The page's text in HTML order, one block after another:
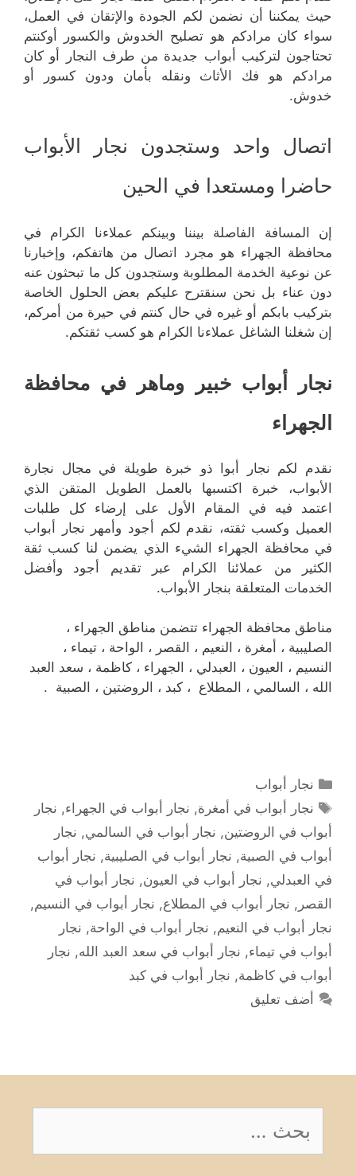
حيث يمكننا أن نضمن لكم الجودة والإتقان في العمل،
سواء كان مرادكم هو تصليح الخدوش والكسور أوكنتم
تحتاجون لتركيب أبواب جديدة من طرف النجار أو كان
مرادكم هو فك الأثاث ونقله بأمان ودون كسور أو
خدوش.
اتصال واحد وستجدون نجار الأبواب
حاضرا ومستعدا في الحين
إن المسافة الفاصلة بيننا وبينكم عملاءنا الكرام في
محافظة الجهراء هو مجرد اتصال من هاتفكم، وإخبارنا
عن نوعية الخدمة المطلوبة وستجدون كل ما تبحثون عنه
دون عناء بل نحن سنقترح عليكم بعض الحلول الخاصة
بتركيب بابكم أو غيره في حال كنتم في حيرة من أمركم،
إن شغلنا الشاغل عملاءنا الكرام هو كسب ثقتكم.
نجار أبواب خبير وماهر في محافظة
الجهراء
نقدم لكم نجار أبوا ذو خبرة طويلة في مجال نجارة
الأبواب، خبرة اكتسبها بالعمل الطويل المتقن الذي
اعتمد فيه في المقام الأول على إرضاء كل طلبات
العميل وكسب ثقته، نقدم لكم أجود وأمهر نجار أبواب
في محافظة الجهراء الشيء الذي يضمن لنا كسب ثقة
الكثير من عملائنا الكرام عبر تقديم أجود وأفضل
الخدمات المتعلقة بنجار الأبواب.
مناطق محافظة الجهراء تتضمن مناطق الجهراء ،
الصليبية ، أمغرة ، النعيم ، القصر ، الواحة ، تيماء ،
النسيم ، العيون ، العبدلي ، الجهراء ، كاظمة ، سعد العبد
الله ، السالمي ، المطلاع ، كبد ، الروضتين ، الصبية .
التصنيفات
نجار أبواب
الوسوم
نجار أبواب في أمغرة, نجار أبواب في الجهراء, نجار
أبواب في الروضتين, نجار أبواب في السالمي, نجار
أبواب في الصبية, نجار أبواب في الصليبية, نجار أبواب
في العبدلي, نجار أبواب في العيون, نجار أبواب في
القصر , نجار أبواب في المطلاع, نجار أبواب في النسيم,
نجار أبواب في النعيم, نجار أبواب في الواحة, نجار
أبواب في تيماء, نجار أبواب في سعد العبد الله, نجار
أبواب في كاظمة, نجار أبواب في كبد
أضف تعليق
عن: